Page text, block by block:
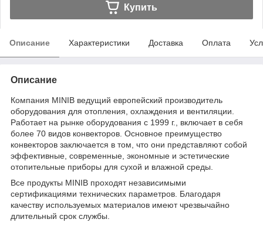
Купить
Описание Характеристики Доставка Оплата
Описание
Компания MINIB ведущий европейский производитель
оборудования для отопления, охлаждения и вентиляции.
Работает на рынке оборудования с 1999 г., включает в себя
более 70 видов конвекторов. Основное преимущество
конвекторов заключается в том, что они представляют собой
эффективные, современные, экономные и эстетические
отопительные приборы для сухой и влажной среды.
Все продукты MINIB проходят независимыми
сертификациями технических параметров. Благодаря
качеству используемых материалов имеют чрезвычайно
длительный срок службы.